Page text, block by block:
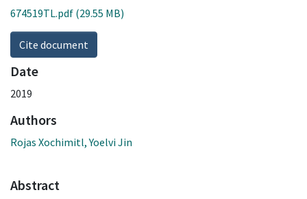
674519TL.pdf (29.55 MB)
Cite document
Date
2019
Authors
Rojas Xochimitl, Yoelvi Jin
Abstract